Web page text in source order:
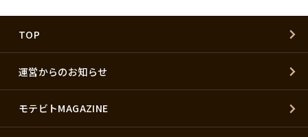
TOP
運営からのお知らせ
モテビトMAGAZINE